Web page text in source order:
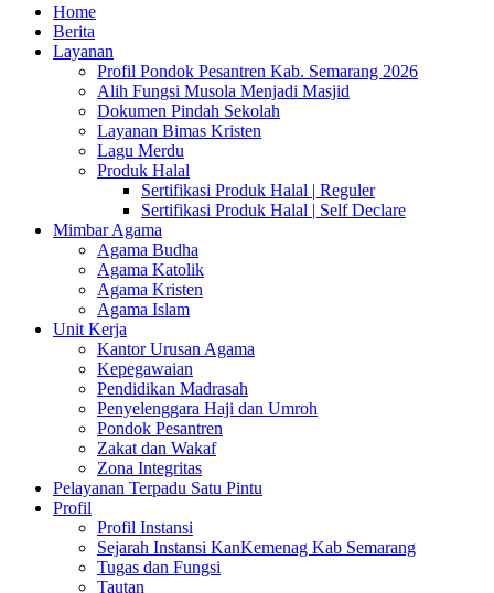
Home
Berita
Layanan
Profil Pondok Pesantren Kab. Semarang 2026
Alih Fungsi Musola Menjadi Masjid
Dokumen Pindah Sekolah
Layanan Bimas Kristen
Lagu Merdu
Produk Halal
Sertifikasi Produk Halal | Reguler
Sertifikasi Produk Halal | Self Declare
Mimbar Agama
Agama Budha
Agama Katolik
Agama Kristen
Agama Islam
Unit Kerja
Kantor Urusan Agama
Kepegawaian
Pendidikan Madrasah
Penyelenggara Haji dan Umroh
Pondok Pesantren
Zakat dan Wakaf
Zona Integritas
Pelayanan Terpadu Satu Pintu
Profil
Profil Instansi
Sejarah Instansi KanKemenag Kab Semarang
Tugas dan Fungsi
Tautan